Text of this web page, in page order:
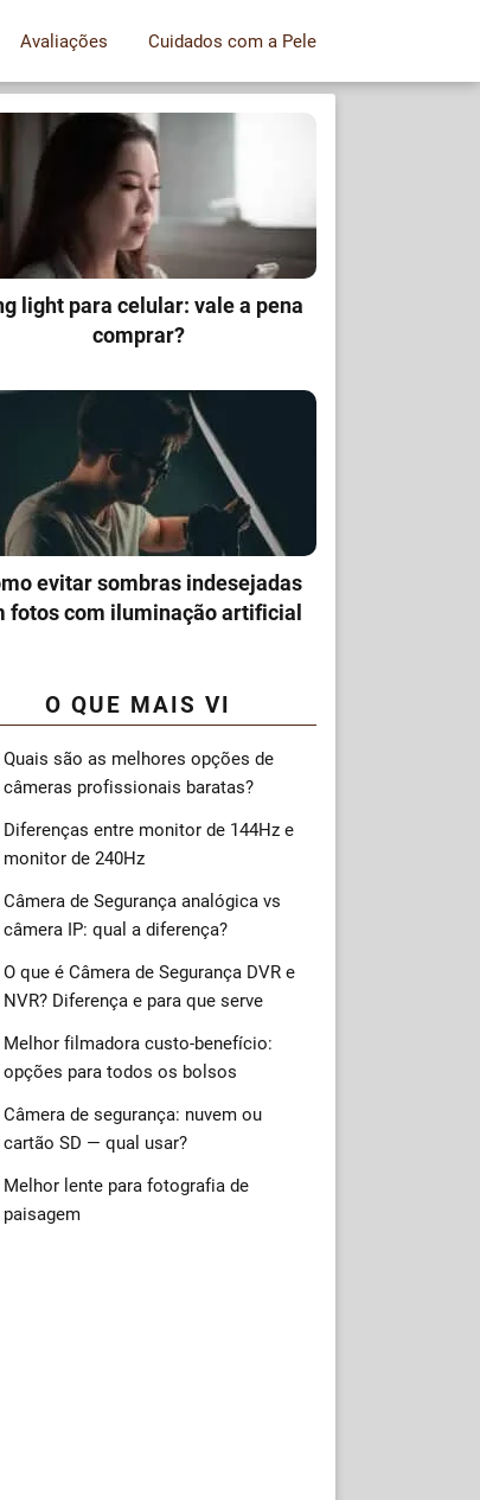
Avaliações Cuidados com a Pele
light para celular: vale a pena
comprar?
evitar sombras indesejadas
fotos com iluminação artificial
O QUE MAIS VI
Quais são as melhores opções de
câmeras profissionais baratas?
Diferenças entre monitor de 144Hz e
monitor de 240Hz
Câmera de Segurança analógica vs
câmera IP: qual a diferença?
O que é Câmera de Segurança DVR e
NVR? Diferença e para que serve
Melhor filmadora custo-benefício:
opções para todos os bolsos
Câmera de segurança: nuvem ou
cartão SD — qual usar?
Melhor lente para fotografia de
paisagem